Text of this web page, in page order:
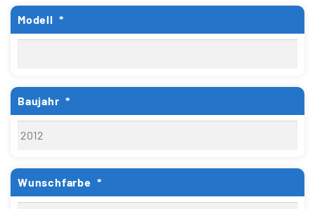
Modell *
Baujahr *
Wunschfarbe *